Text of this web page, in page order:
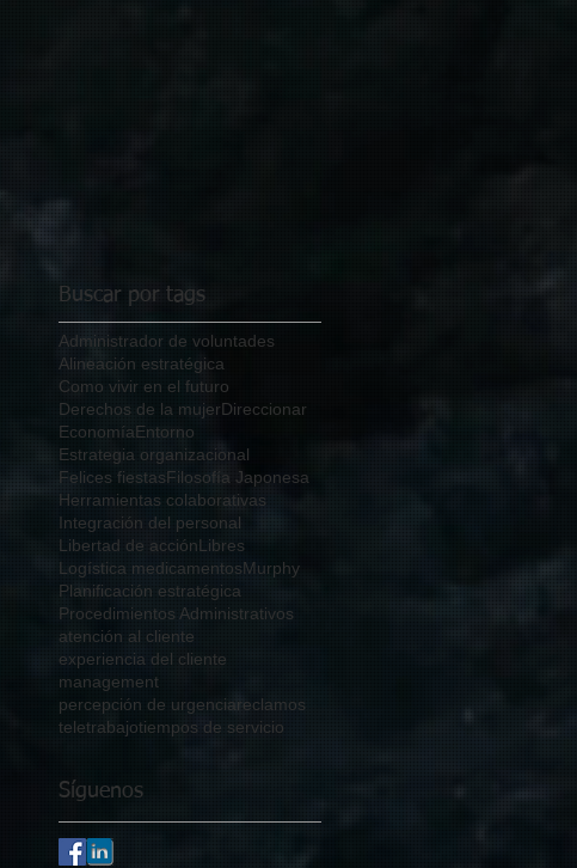
Buscar por tags
Administrador de voluntades
Alineación estratégica
Como vivir en el futuro
Derechos de la mujerDireccionar
EconomíaEntorno
Estrategia organizacional
Felices fiestasFilosofía Japonesa
Herramientas colaborativas
Integración del personal
Libertad de acciónLibres
Logística medicamentosMurphy
Planificación estratégica
Procedimientos Administrativos
atención al cliente
experiencia del cliente
management
percepción de urgenciareclamos
teletrabajotiempos de servicio
Síguenos